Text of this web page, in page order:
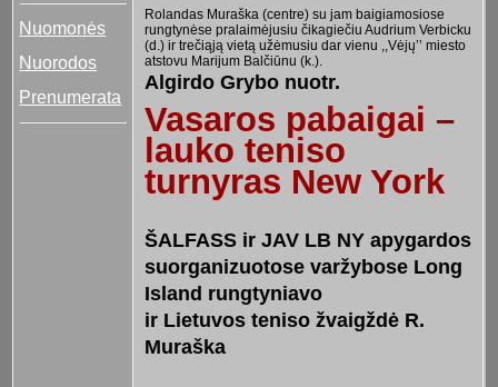
Nuomonės
Nuorodos
Prenumerata
Rolandas Muraška (centre) su jam baigiamosiose
rungtynėse pralaimėjusiu čikagiečiu Audrium Verbicku
(d.) ir trečiąją vietą užėmusiu dar vienu ,,Vėjų’’ miesto
atstovu Marijum Balčiūnu (k.).
Algirdo Grybo nuotr.
Vasaros pabaigai –
lauko teniso
turnyras New York
ŠALFASS ir JAV LB NY apygardos
suorganizuotose varžybose Long
Island rungtyniavo
ir Lietuvos teniso žvaigždė R.
Muraška